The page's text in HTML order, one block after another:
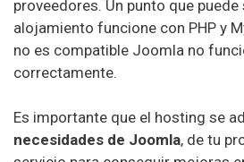
proveedores. Un punto que puede
alojamiento funcione con PHP y
no es compatible Joomla no
correctamente.
Es importante que el hosting se
necesidades de Joomla, de tu